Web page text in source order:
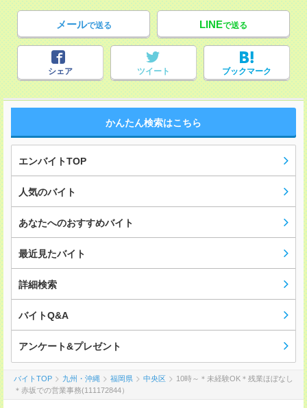
メールで送る LINEで送る
シェア ツイート ブックマーク
かんたん検索はこちら
エンバイトTOP
人気のバイト
あなたへのおすすめバイト
最近見たバイト
詳細検索
バイトQ&A
アンケート&プレゼント
バイトTOP 九州・沖縄 福岡県 中央区
10時～＊未経験OK＊残業ほぼなし
＊赤坂での営業事務(111172844）